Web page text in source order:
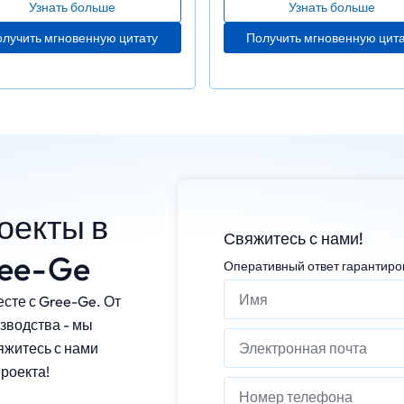
Узнать больше
мгновенную цитату
Узнать больше
Получить мгновенную
в
Ge
с Gree-Ge. От
- мы
с нами
Свяжитесь с нами!
Оперативный ответ